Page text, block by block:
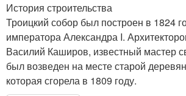
История строительства
Троицкий собор был построен в 1824
императора Александра I.
Василий Каширов, известный мастер
был возведен на месте старой
которая сгорела в 1809 году.